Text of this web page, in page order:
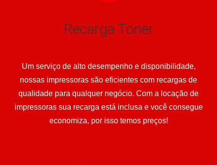
Recarga Toner
Um serviço de alto desempenho e disponibilidade,
nossas impressoras são eficientes com recargas de
qualidade para qualquer negócio. Com a locação de
impressoras sua recarga está inclusa e você consegue
economiza, por isso temos preços!